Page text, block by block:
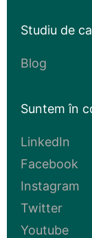
Studiu de
Blog
Suntem în
LinkedIn
Facebook
Instagram
Twitter
Youtube